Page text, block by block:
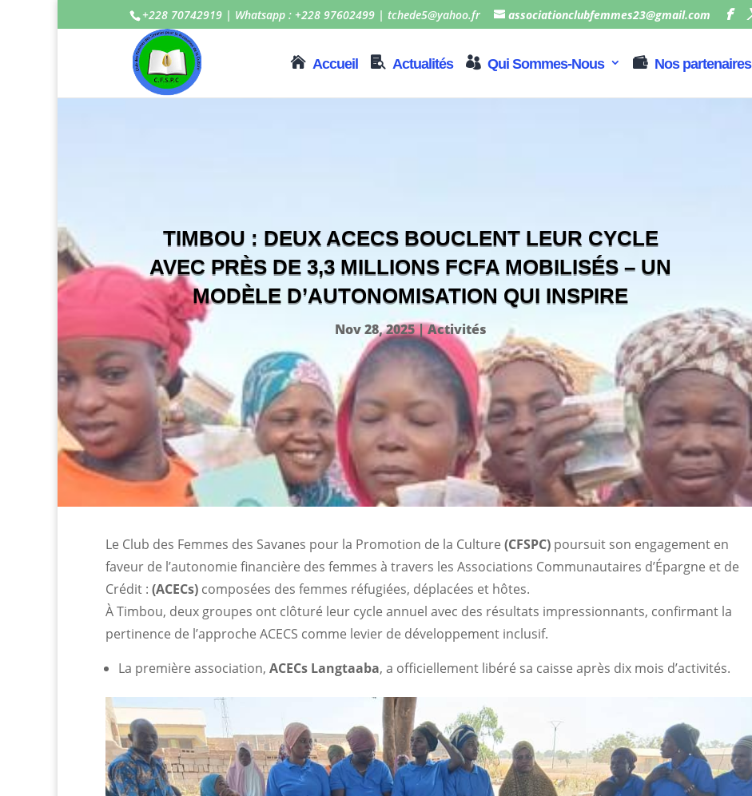
+228 70742919 | Whatsapp : +228 97602499 | tchede5@yahoo.fr associationclubfemmes23@gmail.com
Accueil Actualités Qui Sommes-Nous Nos partenaires
TIMBOU : DEUX ACECS BOUCLENT LEUR CYCLE
AVEC PRÈS DE 3,3 MILLIONS FCFA MOBILISÉS – UN
MODÈLE D’AUTONOMISATION QUI INSPIRE
Nov 28, 2025|Activités
Le Club des Femmes des Savanes pour la Promotion de la Culture (CFSPC) poursuit son engagement en
faveur de l’autonomie financière des femmes à travers les Associations Communautaires d’Épargne et de
Crédit : (ACECs) composées des femmes réfugiées, déplacées et hôtes.
À Timbou, deux groupes ont clôturé leur cycle annuel avec des résultats impressionnants, confirmant la
pertinence de l’approche ACECS comme levier de développement inclusif.
La première association, ACECs Langtaaba, a officiellement libéré sa caisse après dix mois d’activités.